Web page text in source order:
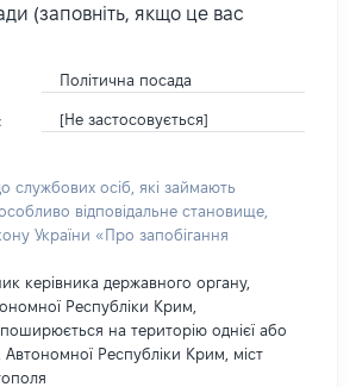
(заповніть, якщо це вас
Політична посада
[Не застосовується]
службових осіб, які займають
відповідальне становище,
України «Про запобігання
керівника державного органу,
Республіки Крим,
на територію однієї або
Автономної Республіки Крим, міст